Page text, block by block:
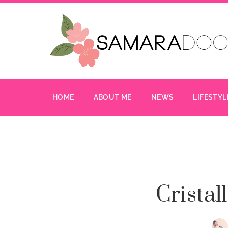
HOME ABOUT ME NEWS